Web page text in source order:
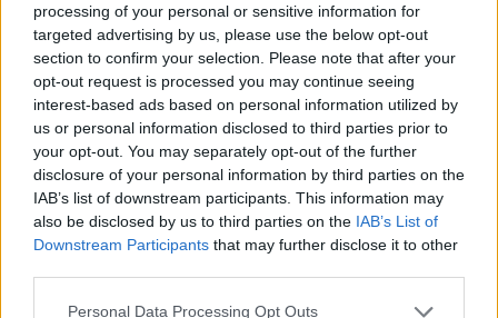
processing of your personal or sensitive information for
targeted advertising by us, please use the below opt-out
section to confirm your selection. Please note that after your
opt-out request is processed you may continue seeing
interest-based ads based on personal information utilized by
us or personal information disclosed to third parties prior to
your opt-out. You may separately opt-out of the further
disclosure of your personal information by third parties on the
IAB’s list of downstream participants. This information may
also be disclosed by us to third parties on the IAB’s List of
Downstream Participants that may further disclose it to other
Personal Data Processing Opt Outs
Anette - 24.03.2015 - 11:05
Ett nytt vaffeljern hadde ikke vært så ille!☺ Da hadde
jeg endelig sluppet å vente i 5 min før en vaffel var klar!
Mitt nåværende jern er litt slitent for å si det slik ✌
Svar
Anonym - 24.03.2015 - 11:05